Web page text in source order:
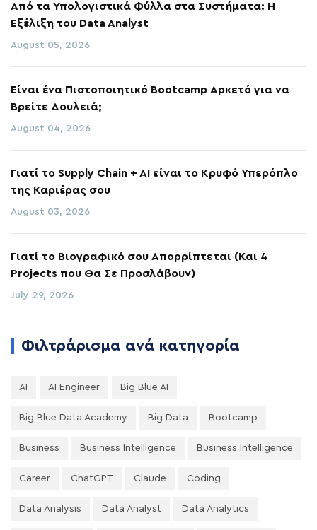
Από τα Υπολογιστικά Φύλλα στα Συστήματα: Η
Εξέλιξη του Data Analyst
August 05, 2026
Είναι ένα Πιστοποιητικό Bootcamp Αρκετό για να
Βρείτε Δουλειά;
August 04, 2026
Γιατί το Supply Chain + AI είναι το Κρυφό Υπερόπλο
της Καριέρας σου
August 03, 2026
Γιατί το Βιογραφικό σου Απορρίπτεται (Και 4
Projects που Θα Σε Προσλάβουν)
July 29, 2026
Φιλτράρισμα ανά κατηγορία
AI AI Engineer Big Blue AI
Big Blue Data Academy Big Data Bootcamp
Business Business Intelligence Business Intelligence
Career ChatGPT Claude Coding
Data Analysis Data Analyst Data Analytics